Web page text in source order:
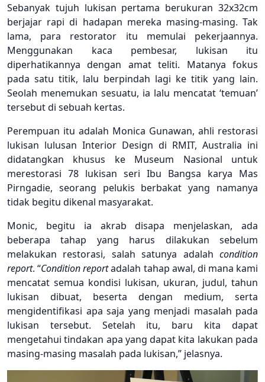
Sebanyak tujuh lukisan pertama berukuran 32x32cm
berjajar rapi di hadapan mereka masing-masing. Tak
lama, para restorator itu memulai pekerjaannya.
Menggunakan kaca pembesar, lukisan itu
diperhatikannya dengan amat teliti. Matanya fokus
pada satu titik, lalu berpindah lagi ke titik yang lain.
Seolah menemukan sesuatu, ia lalu mencatat ‘temuan’
tersebut di sebuah kertas.
Perempuan itu adalah Monica Gunawan, ahli restorasi
lukisan lulusan Interior Design di RMIT, Australia ini
didatangkan khusus ke Museum Nasional untuk
merestorasi 78 lukisan seri Ibu Bangsa karya Mas
Pirngadie, seorang pelukis berbakat yang namanya
tidak begitu dikenal masyarakat.
Monic, begitu ia akrab disapa menjelaskan, ada
beberapa tahap yang harus dilakukan sebelum
melakukan restorasi, salah satunya adalah condition
report. “Condition reportadalah tahap awal, di mana kami
mencatat semua kondisi lukisan, ukuran, judul, tahun
lukisan dibuat, beserta dengan medium, serta
mengidentifikasi apa saja yang menjadi masalah pada
lukisan tersebut. Setelah itu, baru kita dapat
mengetahui tindakan apa yang dapat kita lakukan pada
masing-masing masalah pada lukisan,” jelasnya.